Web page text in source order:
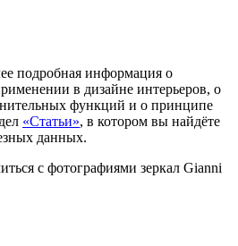
подробная информация о
в дизайне интерьеров, о
функций и о принципе
«Статьи», в котором вы найдёте
данных.
с фотографиями зеркал Gianni